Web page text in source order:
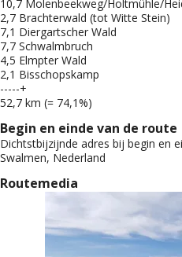
10,7 Molenbeekweg/Holtmühle/
2,7 Brachterwald (tot Witte Stein)
7,1 Diergartscher Wald
7,7 Schwalmbruch
4,5 Elmpter Wald
2,1 Bisschopskamp
-----+
52,7 km (= 74,1%)
Begin en einde van de route
Dichtstbijzijnde adres bij begin en
Swalmen, Nederland
Routemedia